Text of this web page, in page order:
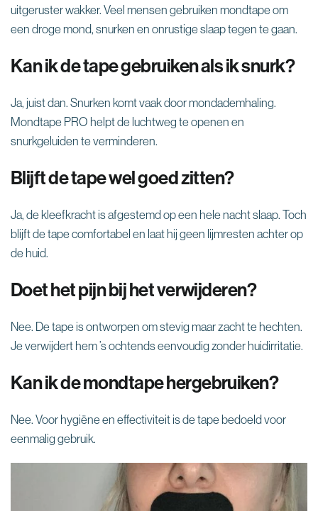
uitgeruster wakker. Veel mensen gebruiken mondtape om
een droge mond, snurken en onrustige slaap tegen te gaan.
Kan ik de tape gebruiken als ik snurk?
Ja, juist dan. Snurken komt vaak door mondademhaling.
Mondtape PRO helpt de luchtweg te openen en
snurkgeluiden te verminderen.
Blijft de tape wel goed zitten?
Ja, de kleefkracht is afgestemd op een hele nacht slaap. Toch
blijft de tape comfortabel en laat hij geen lijmresten achter op
de huid.
Doet het pijn bij het verwijderen?
Nee. De tape is ontworpen om stevig maar zacht te hechten.
Je verwijdert hem ’s ochtends eenvoudig zonder huidirritatie.
Kan ik de mondtape hergebruiken?
Nee. Voor hygiëne en effectiviteit is de tape bedoeld voor
eenmalig gebruik.